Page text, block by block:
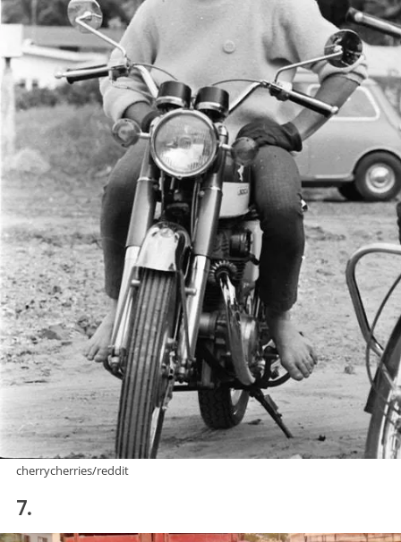
cherrycherries/reddit
7.